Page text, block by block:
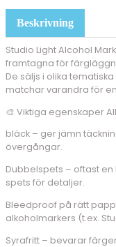
Beskrivning
Studio Light Alcohol
framtagna för
De säljs i olika
matchar varandra för
🎨 Viktiga egenskaper
bläck – ger jämn
övergångar.
Dubbelspets – oftast
spets för detaljer.
Bleedproof på rätt
alkoholmarkers (t.ex.
Syrafritt – bevarar